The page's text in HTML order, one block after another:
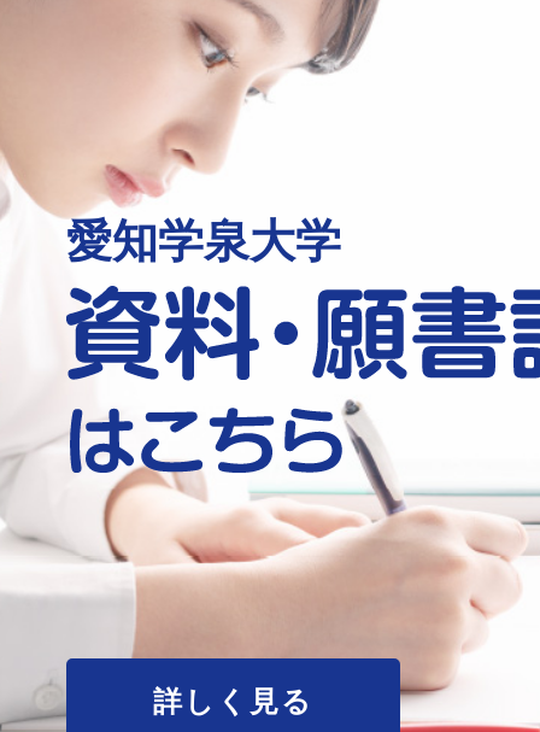
愛知学泉大学
詳しく見る